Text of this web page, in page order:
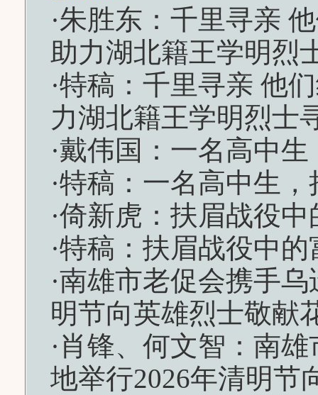
·朱胜东：千里寻亲
助力湖北籍王学明烈
·特稿：千里寻亲 他
力湖北籍王学明烈士
·戴伟国：一名高中
·特稿：一名高中生
·倚新虎：扶眉战役
·特稿：扶眉战役中
·南雄市老促会携手
明节向英雄烈士敬献
·肖锋、何文智：南
地举行2026年清明节